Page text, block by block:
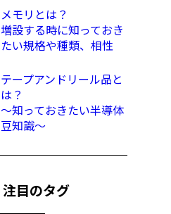
メモリとは？
増設する時に知っておき
たい規格や種類、相性
テープアンドリール品と
は？
〜知っておきたい半導体
豆知識〜
注目のタグ